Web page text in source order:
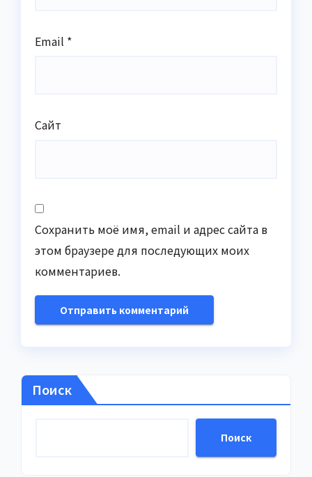
Email *
Сайт
Сохранить моё имя, email и адрес сайта в
этом браузере для последующих моих
комментариев.
Поиск
Поиск